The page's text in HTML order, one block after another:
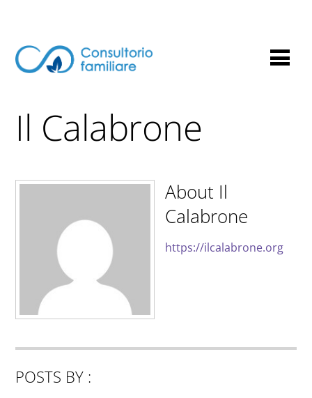
Il Calabrone
About Il
Calabrone
https://ilcalabrone.org
POSTS BY :